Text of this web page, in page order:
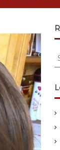
S
e
r
c
f
o
r